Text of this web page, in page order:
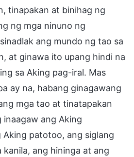
tinapakan at binihag ng
ng mga ninuno ng
ang mundo ng tao sa
at ginawa ito upang hindi na
sa Aking pag-iral. Mas
ay na, habang ginagawang
mga tao at tinatapakan
inaagaw ang Aking
Aking patotoo, ang siglang
kanila, ang hininga at ang